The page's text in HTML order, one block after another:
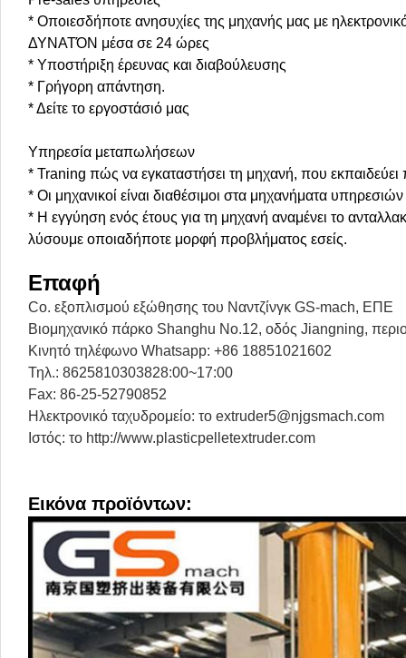
* Οποιεσδήποτε ανησυχίες της μηχανής μας με
ΔΥΝΑΤΌΝ μέσα σε 24 ώρες
* Υποστήριξη έρευνας και διαβούλευσης
* Γρήγορη απάντηση.
* Δείτε το εργοστάσιό μας
Υπηρεσία μεταπωλήσεων
* Traning πώς να εγκαταστήσει τη μηχανή, που
* Οι μηχανικοί είναι διαθέσιμοι στα μηχανήματα
* Η εγγύηση ενός έτους για τη μηχανή αναμένει το
λύσουμε οποιαδήποτε μορφή προβλήματος εσείς.
Επαφή
Co. εξοπλισμού εξώθησης του Ναντζίνγκ GS-mach, ΕΠΕ
Βιομηχανικό πάρκο Shanghu No.12, οδός Jiangning,
Κινητό τηλέφωνο Whatsapp: +86 18851021602
Τηλ.: 8625810303828:00~17:00
Fax: 86-25-52790852
Ηλεκτρονικό ταχυδρομείο: το extruder5@njgsmach.com
Ιστός: το http://www.plasticpelletextruder.com
Εικόνα προϊόντων: